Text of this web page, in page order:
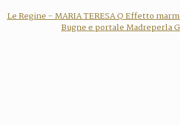
Le Regine - MARIA TERESA Q Effetto
Bugne e portale Madreperla